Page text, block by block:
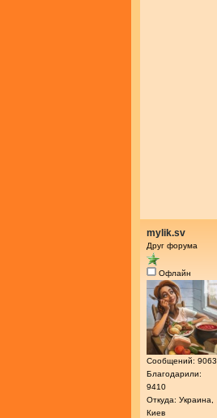
mylik.sv
Друг форума
Офлайн
Сообщений: 9063
Благодарили:
9410
Откуда: Украина,
Киев